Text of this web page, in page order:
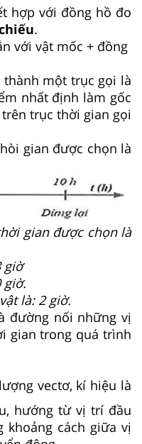
hợp với đồng hồ đo
.
với vật mốc + đồng
một trục gọi là
nhất định làm gốc
trục thời gian gọi
gian được chọn là
gian được chọn là
giờ
giờ.
là: 2 giờ.
đường nối những vị
gian trong quá trình
vectơ, kí hiệu là
hướng từ vị trí đầu
cách giữa vị